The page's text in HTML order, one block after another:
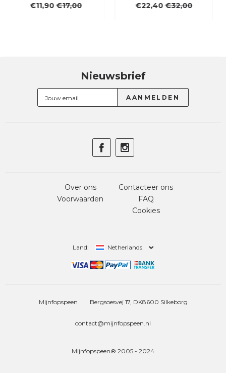
€22,40 €32,00 €11,00
Nieuwsbrief
Over ons
Voorwaarden
Contacteer ons
FAQ
Cookies
Land: Netherlands
Mijnfopspeen Bergsoesvej 17, DK8600 Silkeborg
contact@mijnfopspeen.nl
Mijnfopspeen® 2005 - 2024